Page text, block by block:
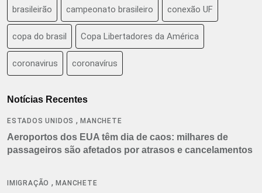
brasileirão campeonato brasileiro conexão UF
copa do brasil Copa Libertadores da América
coronavirus coronavírus
Notícias Recentes
ESTADOS UNIDOS ,MANCHETE
Aeroportos dos EUA têm dia de caos: milhares de
passageiros são afetados por atrasos e cancelamentos
IMIGRAÇÃO ,MANCHETE